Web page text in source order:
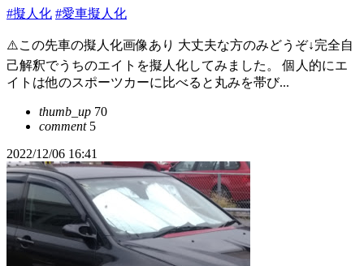
#擬人化 #愛車擬人化
⚠️この先車の擬人化画像あり 大丈夫な方のみどうぞ↓完全自
己解釈でうちのエイトを擬人化してみました。 個人的にエ
イトは他のスポーツカーに比べると丸みを帯び...
thumb_up 70
comment5
2022/12/06 16:41